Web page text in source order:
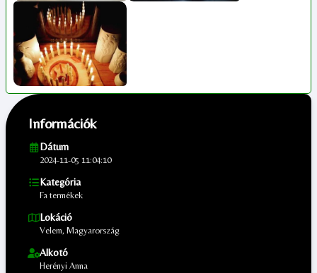
Információk
Dátum
2024-11-05 11:04:10
Kategória
Fa termékek
Lokáció
Velem, Magyarország
Alkotó
Herényi Anna